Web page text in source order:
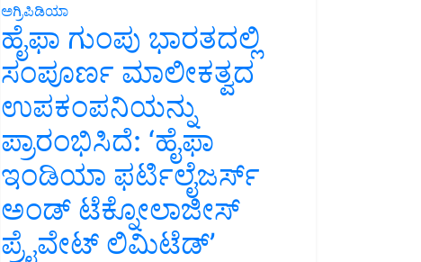
ಅಗ್ರಿಪಿಡಿಯಾ
ಹೈಫಾ ಗುಂಪು ಭಾರತದಲ್ಲಿ
ಸಂಪೂರ್ಣ ಮಾಲೀಕತ್ವದ
ಉಪಕಂಪನಿಯನ್ನು
ಪ್ರಾರಂಭಿಸಿದೆ: ‘ಹೈಫಾ
ಇಂಡಿಯಾ ಫರ್ಟಿಲೈಜರ್ಸ್
ಅಂಡ್ ಟೆಕ್ನೋಲಾಜೀಸ್
ಪ್ರೈವೇಟ್ ಲಿಮಿಟೆಡ್’